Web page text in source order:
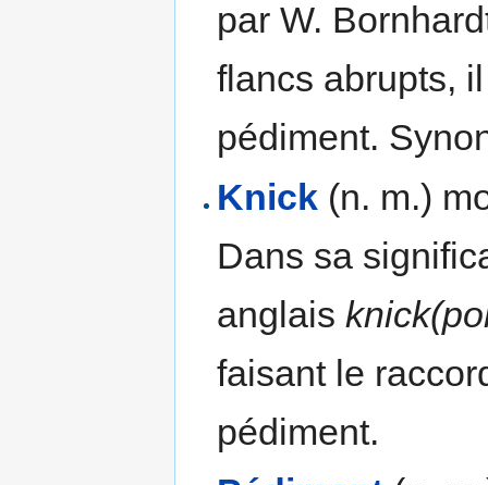
par W.
flancs abrupts,
pédiment.
Knick (n. m.)
Dans sa
anglais
faisant le
pédiment.